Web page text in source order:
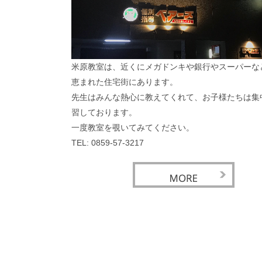
米原教室は、近くにメガドンキや銀行やスーパーな
恵まれた住宅街にあります。
先生はみんな熱心に教えてくれて、お子様たちは集
習しております。
一度教室を覗いてみてください。
TEL: 0859-57-3217